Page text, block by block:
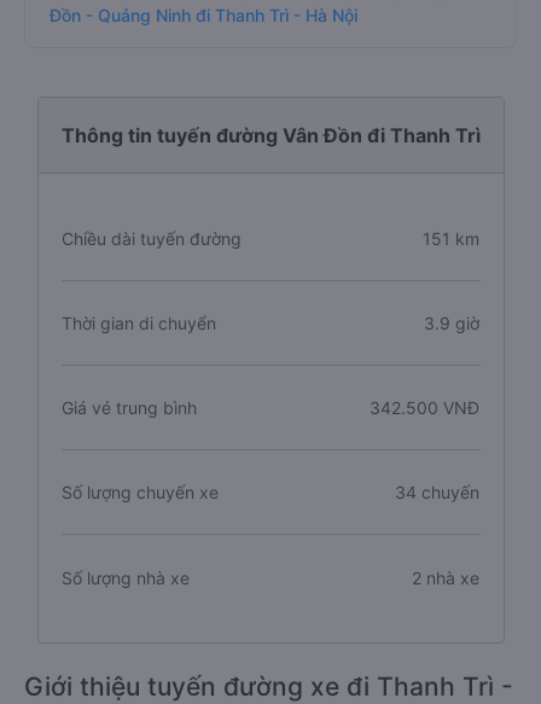
Đồn - Quảng Ninh đi Thanh Trì - Hà Nội
Thông tin tuyến đường Vân Đồn đi Thanh Trì
Chiều dài tuyến đường 151 km
Thời gian di chuyển 3.9 giờ
Giá vé trung bình 342.500 VNĐ
Số lượng chuyến xe 34 chuyến
Số lượng nhà xe 2 nhà xe
Giới thiệu tuyến đường xe đi Thanh Trì -